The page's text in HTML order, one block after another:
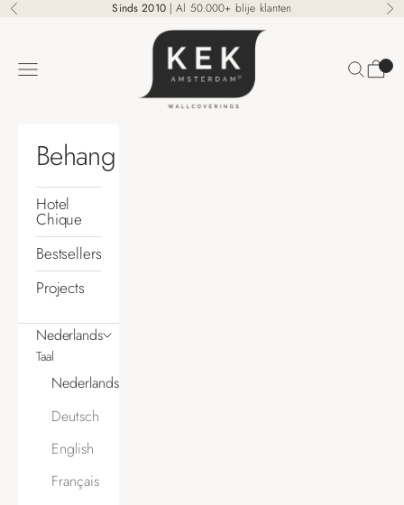
Naar inhoud
Vorige Sinds 2010 | Al 50.000+ blije klanten
KEK Amsterdam
Menu Zoeken
Behang
Hotel
Chique
Bestsellers
Projects
Nederlands
Taal
Nederlands
Deutsch
English
Français